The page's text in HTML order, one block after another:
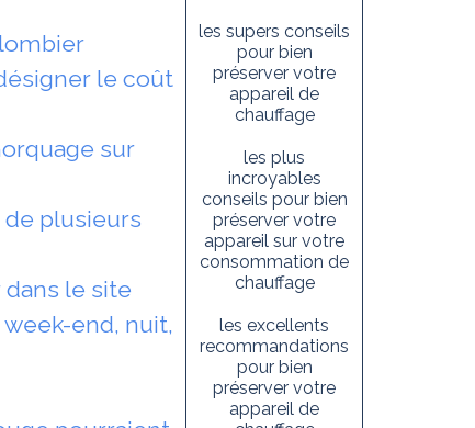
le coût
sur
de plusieurs
le site
end, nuit,
les supers conseils
pour bien
préserver votre
appareil de
chauffage
les plus
incroyables
conseils pour bien
préserver votre
appareil sur votre
consommation de
chauffage
les excellents
recommandations
pour bien
préserver votre
appareil de